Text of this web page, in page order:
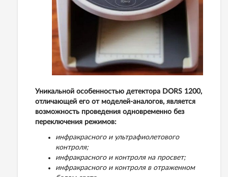
Уникальной особенностью детектора DORS 1200,
отличающей его от моделей-аналогов, является
возможность проведения одновременно без
переключения режимов:
инфракрасного и ультрафиолетового
контроля;
инфракрасного и контроля на просвет;
инфракрасного и контроля в отраженном